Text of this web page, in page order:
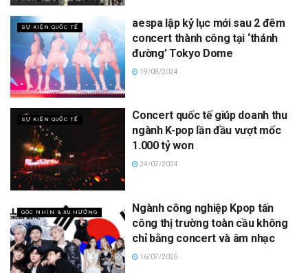
SỰ KIỆN QUỐC TẾ
aespa lập kỷ lục mới sau 2 đêm
concert thành công tại ‘thánh
đường’ Tokyo Dome
19/08/2024
SỰ KIỆN QUỐC TẾ
Concert quốc tế giúp doanh thu
ngành K-pop lần đầu vượt mốc
1.000 tỷ won
24/07/2024
GÓC NHÌN & XU HƯỚNG
Ngành công nghiệp Kpop tấn
công thị trường toàn cầu không
chỉ bằng concert và âm nhạc
16/07/2025